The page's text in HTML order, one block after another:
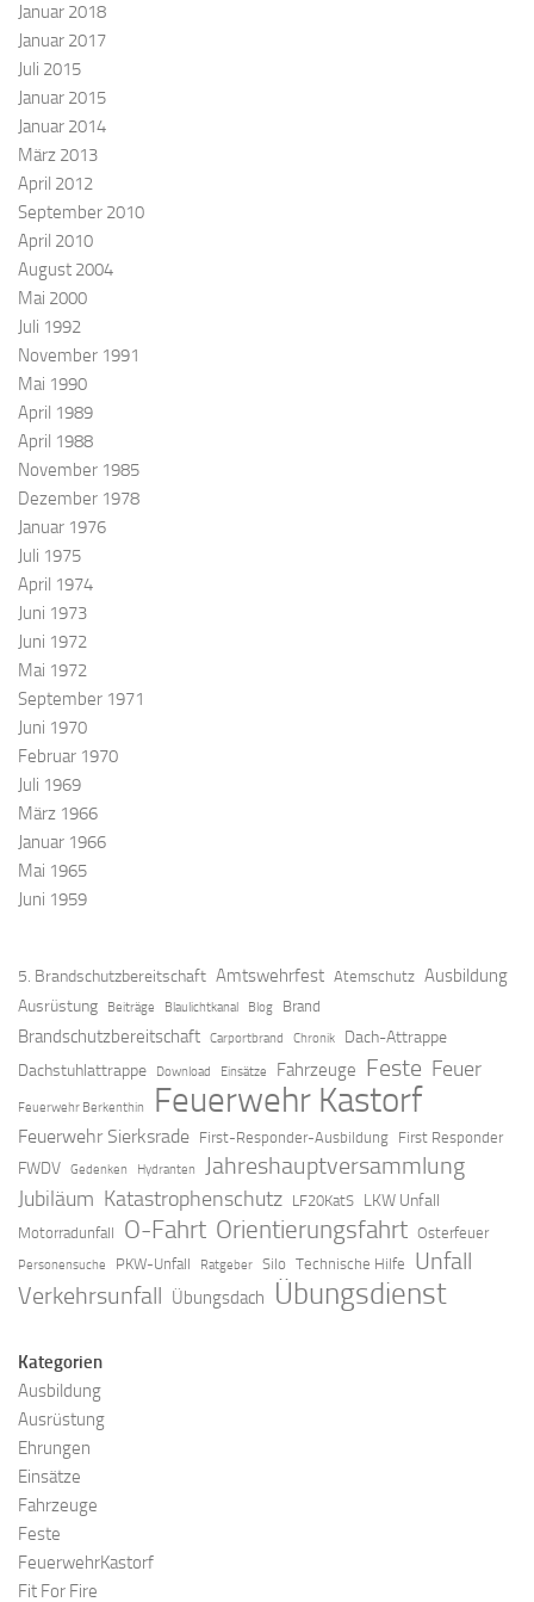
Januar 2018
Januar 2017
Juli 2015
Januar 2015
Januar 2014
März 2013
April 2012
September 2010
April 2010
August 2004
Mai 2000
Juli 1992
November 1991
Mai 1990
April 1989
April 1988
November 1985
Dezember 1978
Januar 1976
Juli 1975
April 1974
Juni 1973
Juni 1972
Mai 1972
September 1971
Juni 1970
Februar 1970
Juli 1969
März 1966
Januar 1966
Mai 1965
Juni 1959
5. Brandschutzbereitschaft Amtswehrfest Atemschutz Ausbildung
Ausrüstung Beiträge Blaulichtkanal Blog Brand
Brandschutzbereitschaft Carportbrand Chronik
Dach-Attrappe
Dachstuhlattrappe
Download Einsätze Fahrzeuge Feste Feuer
Feuerwehr Berkenthin Feuerwehr Kastorf
Feuerwehr Sierksrade First-Responder-Ausbildung First Responder
FWDV Gedenken Hydranten Jahreshauptversammlung
Jubiläum Katastrophenschutz LF20KatS LKW Unfall
Motorradunfall O-Fahrt Orientierungsfahrt Osterfeuer
Personensuche PKW-Unfall Ratgeber Silo Technische Hilfe Unfall
Verkehrsunfall Übungsdach Übungsdienst
Kategorien
Ausbildung
Ausrüstung
Ehrungen
Einsätze
Fahrzeuge
Feste
FeuerwehrKastorf
Fit For Fire